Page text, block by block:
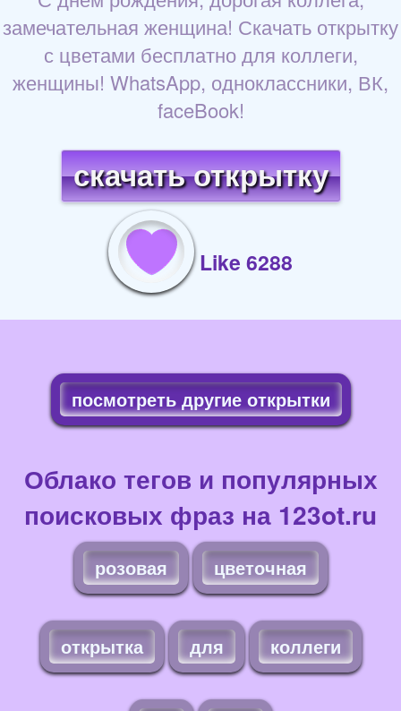
замечательная женщина! Скачать открытку
с цветами бесплатно для коллеги,
женщины! WhatsApp, одноклассники, ВК,
faceBook!
скачать открытку
Like 6288
посмотреть другие открытки
Облако тегов и популярных
поисковых фраз на 123ot.ru
розовая цветочная
открытка для коллеги